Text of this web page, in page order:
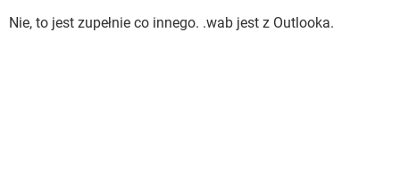
Nie, to jest zupełnie co innego. .wab jest z Outlooka.